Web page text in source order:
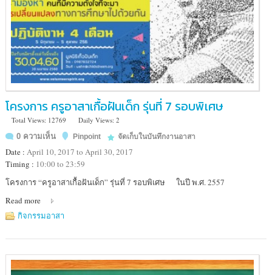
แม่
หละ
อำเภอ
ท่าสองยาง
จังหวัด
ตาก
โครงการ ครูอาสาเกื้อฝันเด็ก รุ่นที่ 7 รอบพิเศษ
Total Views: 12769
Daily Views: 2
0 ความเห็น
Pinpoint จัดเก็บในบันทึกงานอาสา
Date : April 10, 2017 to April 30, 2017
Timing : 10:00 to 23:59
Location
มูลนิธิ
เกื้อ
เด็ก
โครงการ “ครูอาสาเกื้อฝันเด็ก” รุ่นที่ 7 รอบพิเศษ ในปี พ.ศ. 2557
Read more
กิจกรรมอาสา